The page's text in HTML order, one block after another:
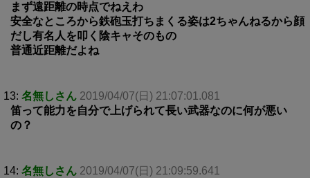
まず遠距離の時点でねえわ
安全なところから鉄砲玉打ちまくる姿は2ちゃんねるから顔
だし有名人を叩く陰キャそのもの
普通近距離だよね
13: 名無しさん 2019/04/07(日) 21:07:01.081
笛って能力を自分で上げられて長い武器なのに何が悪い
の？
14: 名無しさん 2019/04/07(日) 21:09:59.641